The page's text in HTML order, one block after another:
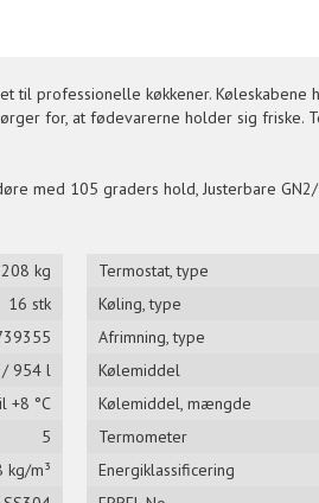
professionelle køkkener.
for, at fødevarerne holder sig friske.
med 105 graders hold, Justerbare
kg
16 stk
954 l
+8 °C
5
kg/m³
Termostat, type
Køling, type
Afrimning, type
Kølemiddel
Kølemiddel, mængde
Termometer
Energiklassificering